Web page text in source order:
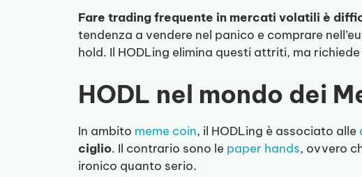
Fare trading frequente in mercati volatili è
tendenza a vendere nel panico e comprare
hold. Il HODLing elimina questi attriti, ma
HODL nel mondo dei
In ambito meme coin, il HODLing è associato alle
ciglio. Il contrario sono le paper hands, ovvero
ironico quanto serio.